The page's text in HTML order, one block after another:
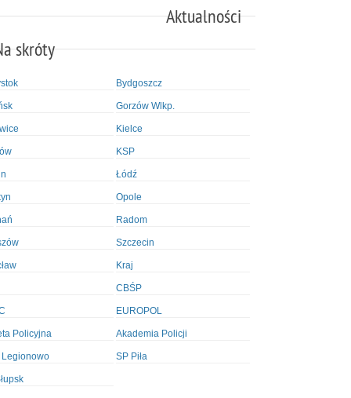
Aktualności
skróty
Bydgoszcz
Gorzów Wlkp.
Kielce
KSP
Łódź
Opole
Radom
Szczecin
Kraj
CBŚP
EUROPOL
Policyjna Akademia Policji
Legionowo SP Piła